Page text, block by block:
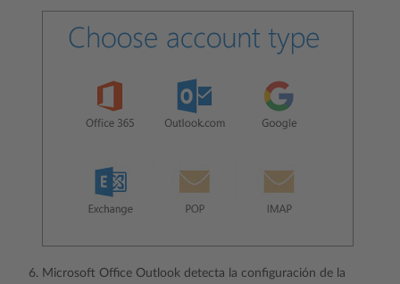
Microsoft Office Outlook detecta la configuración de la